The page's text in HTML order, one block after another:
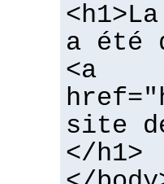
a été
<a
site
</h1>